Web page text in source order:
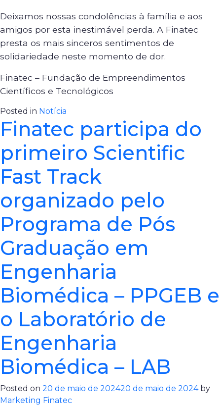
Deixamos nossas condolências à família e aos
amigos por esta inestimável perda. A Finatec
presta os mais sinceros sentimentos de
solidariedade neste momento de dor.
Finatec – Fundação de Empreendimentos
Científicos e Tecnológicos
Posted in Notícia
Finatec participa do
primeiro Scientific
Fast Track
organizado pelo
Programa de Pós
Graduação em
Engenharia
Biomédica – PPGEB e
o Laboratório de
Engenharia
Biomédica – LAB
Posted on 20 de maio de 202420 de maio de 2024by
Marketing Finatec